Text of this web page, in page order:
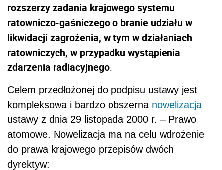
rozszerzy zadania krajowego systemu
ratowniczo-gaśniczego o branie udziału w
likwidacji zagrożenia, w tym w działaniach
ratowniczych, w przypadku wystąpienia
zdarzenia radiacyjnego.
Celem przedłożonej do podpisu ustawy jest
kompleksowa i bardzo obszerna nowelizacja
ustawy z dnia 29 listopada 2000 r. – Prawo
atomowe. Nowelizacja ma na celu wdrożenie
do prawa krajowego przepisów dwóch
dyrektyw: